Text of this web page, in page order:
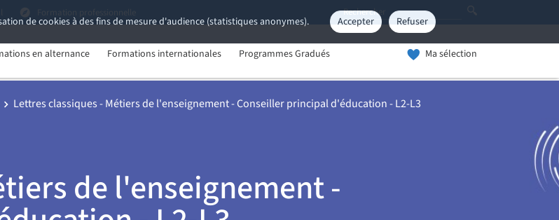
de cookies à des fins de mesure d'audience (statistiques anonymes). Accepter Refuser
en alternance Formations internationales Programmes Gradués Ma sélection
Lettres classiques - Métiers de l'enseignement - Conseiller principal d'éducation - L2-L3
de l'enseignement -